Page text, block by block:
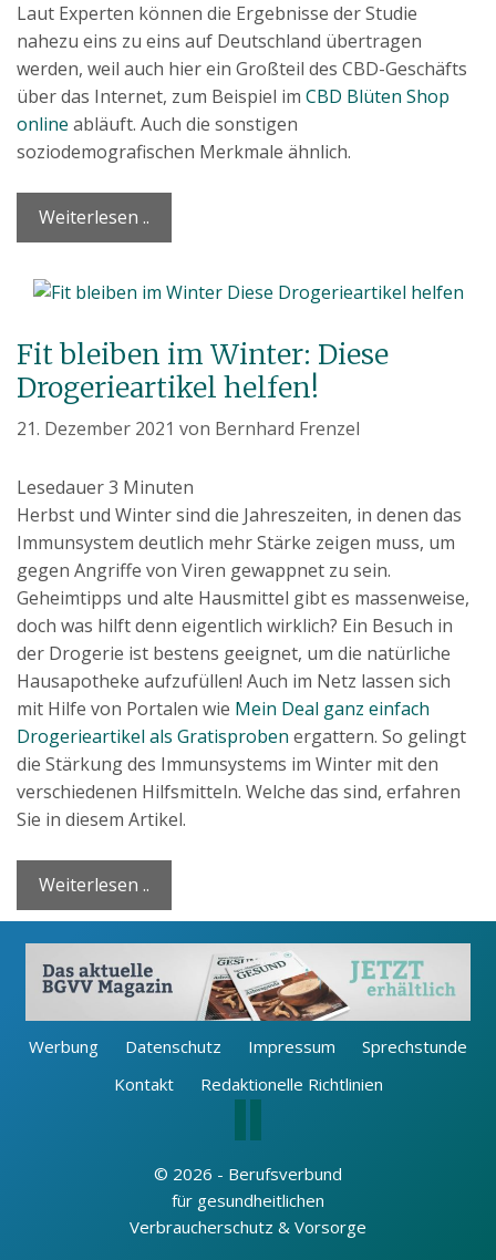
Laut Experten können die Ergebnisse der Studie
nahezu eins zu eins auf Deutschland übertragen
werden, weil auch hier ein Großteil des CBD-Geschäfts
über das Internet, zum Beispiel im CBD Blüten Shop
online abläuft. Auch die sonstigen
soziodemografischen Merkmale ähnlich.
Weiterlesen ..
Fit bleiben im Winter: Diese
Drogerieartikel helfen!
21. Dezember 2021 von Bernhard Frenzel
Lesedauer3 Minuten
Herbst und Winter sind die Jahreszeiten, in denen das
Immunsystem deutlich mehr Stärke zeigen muss, um
gegen Angriffe von Viren gewappnet zu sein.
Geheimtipps und alte Hausmittel gibt es massenweise,
doch was hilft denn eigentlich wirklich? Ein Besuch in
der Drogerie ist bestens geeignet, um die natürliche
Hausapotheke aufzufüllen! Auch im Netz lassen sich
mit Hilfe von Portalen wie Mein Deal ganz einfach
Drogerieartikel als Gratisproben ergattern. So gelingt
die Stärkung des Immunsystems im Winter mit den
verschiedenen Hilfsmitteln. Welche das sind, erfahren
Sie in diesem Artikel.
Weiterlesen ..
Werbung Datenschutz Impressum
Sprechstunde
Kontakt
Redaktionelle Richtlinien
© 2026 - Berufsverbund
für gesundheitlichen
Verbraucherschutz & Vorsorge